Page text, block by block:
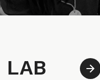
LAB